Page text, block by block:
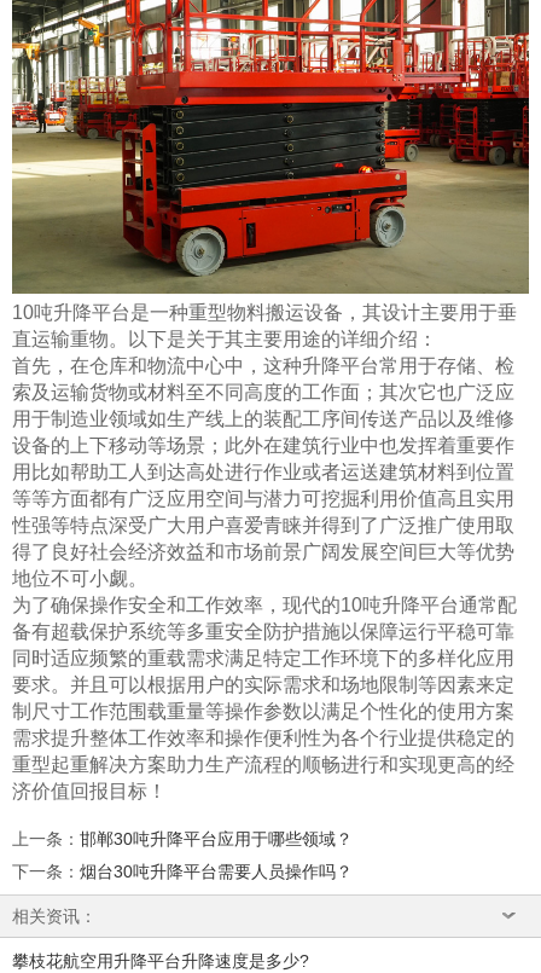
10吨升降平台是一种重型物料搬运设备，其设计主要用于垂
直运输重物。以下是关于其主要用途的详细介绍：
首先，在仓库和物流中心中，这种升降平台常用于存储、检
索及运输货物或材料至不同高度的工作面；其次它也广泛应
用于制造业领域如生产线上的装配工序间传送产品以及维修
设备的上下移动等场景；此外在建筑行业中也发挥着重要作
用比如帮助工人到达高处进行作业或者运送建筑材料到位置
等等方面都有广泛应用空间与潜力可挖掘利用价值高且实用
性强等特点深受广大用户喜爱青睐并得到了广泛推广使用取
得了良好社会经济效益和市场前景广阔发展空间巨大等优势
地位不可小觑。
为了确保操作安全和工作效率，现代的10吨升降平台通常配
备有超载保护系统等多重安全防护措施以保障运行平稳可靠
同时适应频繁的重载需求满足特定工作环境下的多样化应用
要求。并且可以根据用户的实际需求和场地限制等因素来定
制尺寸工作范围载重量等操作参数以满足个性化的使用方案
需求提升整体工作效率和操作便利性为各个行业提供稳定的
重型起重解决方案助力生产流程的顺畅进行和实现更高的经
济价值回报目标！
上一条 ： 邯郸30吨升降平台应用于哪些领域？
下一条 ： 烟台30吨升降平台需要人员操作吗？
相关资讯：
攀枝花航空用升降平台升降速度是多少?